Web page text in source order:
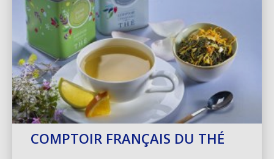
COMPTOIR FRANÇAIS DU THÉ